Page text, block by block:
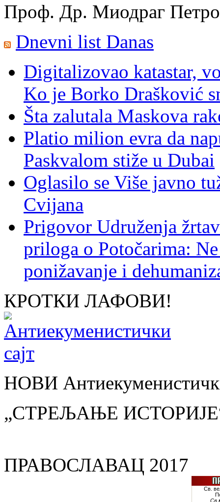
Проф. Др. Миодраг
Dnevni list Danas
Digitalizovao katastar,
Ko je Borko Drašković
Šta zalutala Maskova
Platio milion evra da
Paskvalom stiže u Dubai
Oglasilo se Više javno
Cvijana
Prigovor Udruženja
priloga o Potočarima:
ponižavanje i
КРОТКИ ЛАФОВИ!
НОВИ
„СТРЕЉАЊЕ
ПРАВОСЛАВАЦ 2017